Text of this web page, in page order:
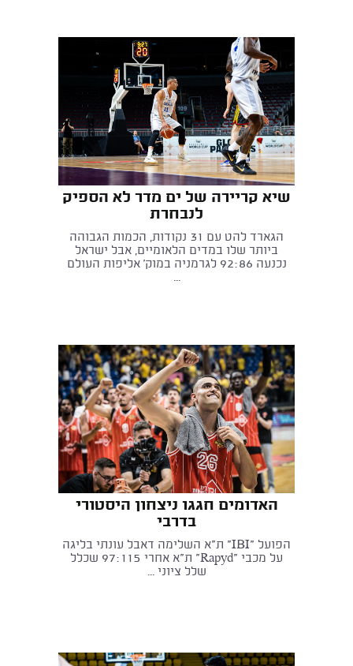
שיא קריירה של ים מדר לא הספיק
לנבחרת
הגארד להט עם 31 נקודות, הכמות הגבוהה
ביותר שלו במדים הלאומיים, אבל ישראל
נכנעה 92:86 לגרמניה במוק' אליפות העולם
...
האדומים חגגו ניצחון היסטורי
בדרבי
הפועל "IBI" ת"א השלימה דאבל עונתי בליגה
על מכבי "Rapyd" ת"א אחרי 97:115 שכלל
שלל ציוני ...